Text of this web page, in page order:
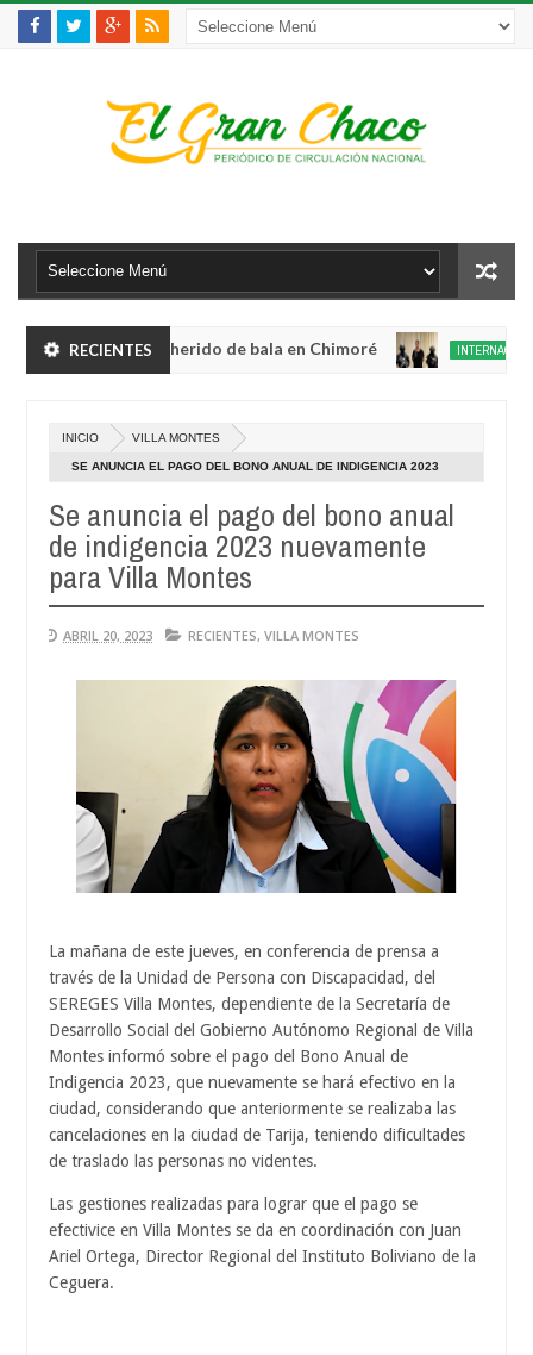
RECIENTES
robo y queda herido de bala en Chimoré INTERNACIONAL
robo y queda herido de bala en Chimoré
Aug
20260
INTERNACIONAL
a 12 ministerios y concentra competencias estratégicas
INICIO VILLA MONTES
SE ANUNCIA EL PAGO DEL BONO ANUAL DE INDIGENCIA 2023
Se anuncia el pago del bono anual
de indigencia 2023 nuevamente
para Villa Montes
ABRIL 20, 2023 RECIENTES, VILLA MONTES
La mañana de este jueves, en conferencia de prensa a
través de la Unidad de Persona con Discapacidad, del
SEREGES Villa Montes, dependiente de la Secretaría de
Desarrollo Social del Gobierno Autónomo Regional de Villa
Montes informó sobre el pago del Bono Anual de
Indigencia 2023, que nuevamente se hará efectivo en la
ciudad, considerando que anteriormente se realizaba las
cancelaciones en la ciudad de Tarija, teniendo dificultades
de traslado las personas no videntes.
Las gestiones realizadas para lograr que el pago se
efectivice en Villa Montes se da en coordinación con Juan
Ariel Ortega, Director Regional del Instituto Boliviano de la
Ceguera.